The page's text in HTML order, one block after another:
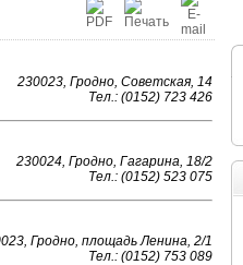
230023, Гродно, Советская, 14
Тел.: (0152) 723 426
230024, Гродно, Гагарина, 18/2
Тел.: (0152) 523 075
Гродно, площадь Ленина, 2/1
Тел.: (0152) 753 089